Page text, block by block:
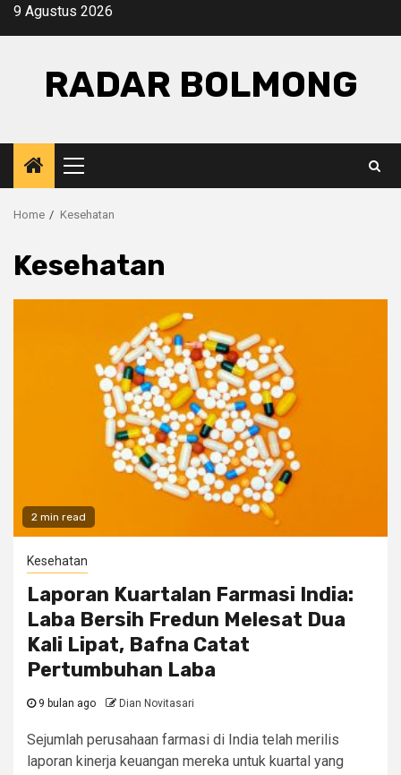
Skip9 Agustus 2026
RADAR BOLMONG
Primary
Menu
Home Kesehatan
Kesehatan
2 min read
Kesehatan
Laporan Kuartalan Farmasi India:
Laba Bersih Fredun Melesat Dua
Kali Lipat, Bafna Catat
Pertumbuhan Laba
9 bulan ago Dian Novitasari
Sejumlah perusahaan farmasi di India telah merilis
laporan kinerja keuangan mereka untuk kuartal yang